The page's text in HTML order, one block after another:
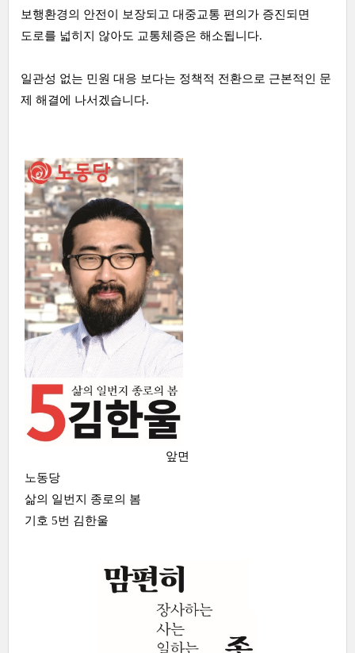
보행환경의 안전이 보장되고 대중교통 편의가 증진되면
도로를 넓히지 않아도 교통체증은 해소됩니다.
일관성 없는 민원 대응 보다는 정책적 전환으로 근본적인 문
제 해결에 나서겠습니다.
앞면
노동당
삶의 일번지 종로의 봄
기호 5번 김한울